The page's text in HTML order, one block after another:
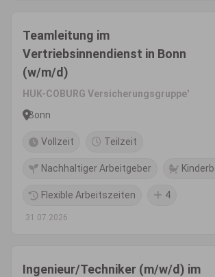
Teamleitung im
Vertriebsinnendienst in Bonn
(w/m/d)
HUK-COBURG Versicherungsgruppe'
Bonn
Vollzeit Teilzeit
Nachhaltiger Arbeitgeber
Flexible Arbeitszeiten 4
31.07.2026
Ingenieur/Techniker (m/w/d) im